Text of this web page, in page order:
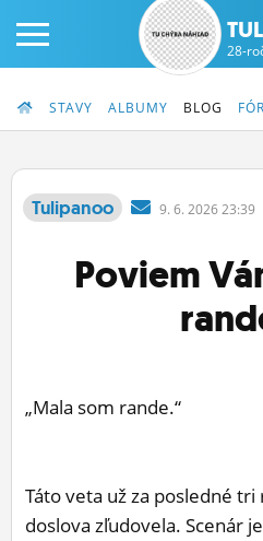
PRIHLÁS SA
ČINŽIAK
ĽUDIA
28-
STAVY ALBUMY BLOG
Tulipanoo 9. 6. 2026 23:39
Poviem
„Mala som rande.“
Táto veta už za posledné
doslova zľudovela. Scenár